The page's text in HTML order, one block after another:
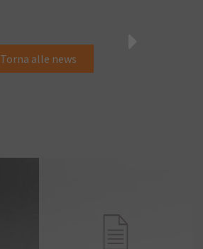
Torna alle news